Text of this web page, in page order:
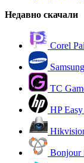
Недавно скачали
Corel
TC
HP
Bonjour